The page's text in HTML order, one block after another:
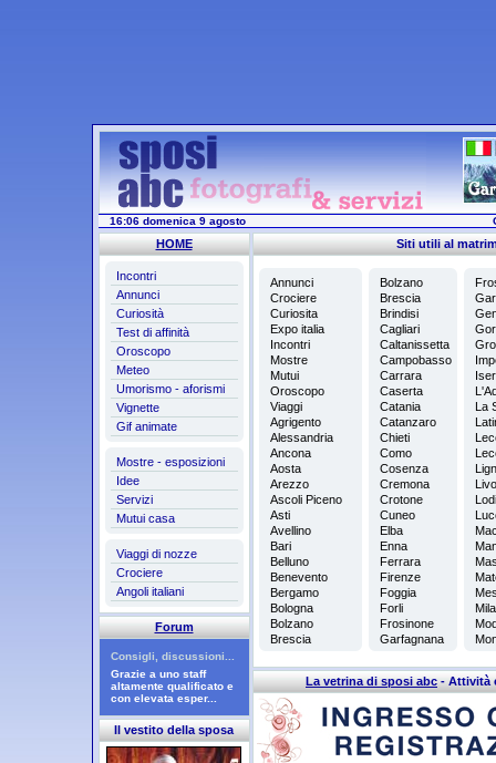
16:06 domenica 9 agosto
HOME
Incontri
Annunci
Curiosità
Test di affinità
Oroscopo
Meteo
Umorismo - aforismi
Vignette
Gif animate
Mostre - esposizioni
Idee
Servizi
Mutui casa
Viaggi di nozze
Crociere
Angoli italiani
Forum
Consigli, discussioni...
Grazie a uno staff
altamente qualificato e
con elevata esper...
Il vestito della sposa
Siti utili al
Annunci
Crociere
Curiosita
Expo italia
Incontri
Mostre
Mutui
Oroscopo
Viaggi
Agrigento
Alessandria
Ancona
Aosta
Arezzo
Ascoli Piceno
Asti
Avellino
Bari
Belluno
Benevento
Bergamo
Bologna
Bolzano
Brescia
Bolzano
Brescia
Brindisi
Cagliari
Caltanissetta
Campobasso
Carrara
Caserta
Catania
Catanzaro
Chieti
Como
Cosenza
Cremona
Crotone
Cuneo
Elba
Enna
Ferrara
Firenze
Foggia
Forli
Frosinone
Garfagnana
La
Lodi
La vetrina di sposi abc- Attività